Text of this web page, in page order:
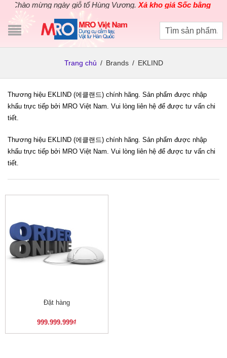
Chào mừng ngày giỗ tổ Hùng Vương.Xả kho giá Sốc bằng giá
Trang chủ / Brands / EKLIND
Thương hiệu EKLIND (에클랜드) chính hãng. Sản phẩm được nhập
khẩu trực tiếp bởi MRO Việt Nam. Vui lòng liên hệ để được tư vấn chi
tiết.
Thương hiệu EKLIND (에클랜드) chính hãng. Sản phẩm được nhập
khẩu trực tiếp bởi MRO Việt Nam. Vui lòng liên hệ để được tư vấn chi
tiết.
Đặt hàng
999.999.999₫